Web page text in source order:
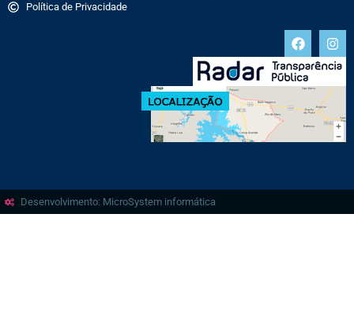
Política de Privacidade
Desenvolvimento: MicroSystem informática